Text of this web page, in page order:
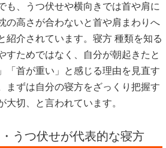
も、うつ伏せや横向きでは首や肩に
の高さが合わないと首や肩まわりへ
紹介されています。寝方 種類を知る
すためではなく、自分が朝起きたと
「首が重い」と感じる理由を見直す
まずは自分の寝方をざっくり把握す
大切、と言われています。
うつ伏せが代表的な寝方